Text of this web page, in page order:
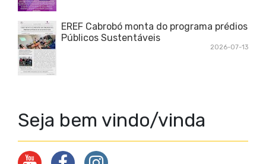
EREF Cabrobó monta do programa prédios
Públicos Sustentáveis
2026-07-13
Seja bem vindo/vinda